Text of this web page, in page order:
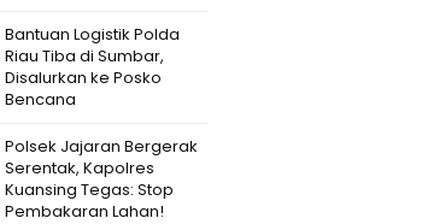
Bantuan Logistik Polda
Riau Tiba di Sumbar,
Disalurkan ke Posko
Bencana
Polsek Jajaran Bergerak
Serentak, Kapolres
Kuansing Tegas: Stop
Pembakaran Lahan!